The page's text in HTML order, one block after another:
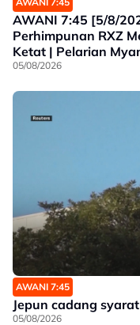
AWANI 7:45 [5/8/
Perhimpunan RXZ
Ketat | Pelarian
05/08/2026
AWANI 7:45
Jepun cadang
05/08/2026